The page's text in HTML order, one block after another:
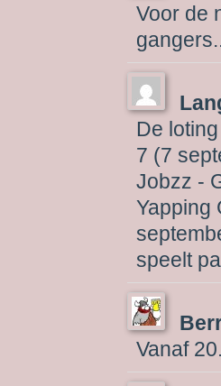
Voor de
De
7 (7
Jobzz -
Yapping
speelt
Vanaf